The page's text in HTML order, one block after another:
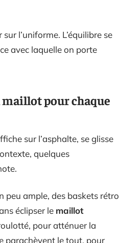
l’uniforme. L’équilibre se
avec laquelle on porte
maillot pour chaque
sur l’asphalte, se glisse
quelques
peu ample, des baskets rétro
éclipser le maillot
pour atténuer la
parachèvent le tout, pour